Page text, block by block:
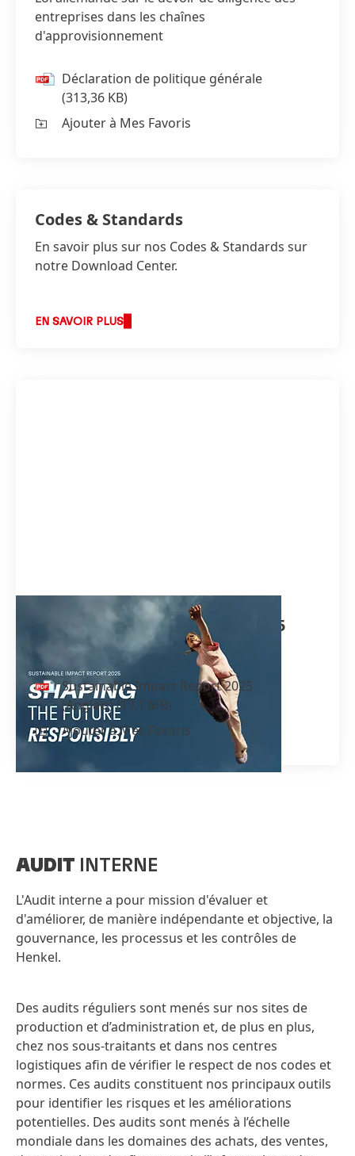
entreprises dans les chaînes
d'approvisionnement
Déclaration de politique générale
(313,36 KB)
Ajouter à Mes Favoris
Codes & Standards
En savoir plus sur nos Codes & Standards sur
notre Download Center.
EN SAVOIR PLUS
Sustainable Impact Report 2025
(Anglais)
Sustainable Impact Report 2025
(Anglais)(17,1 MB)
Ajouter à Mes Favoris
AUDIT INTERNE
L'Audit interne a pour mission d'évaluer et
d'améliorer, de manière indépendante et objective, la
gouvernance, les processus et les contrôles de
Henkel.
Des audits réguliers sont menés sur nos sites de
production et d’administration et, de plus en plus,
chez nos sous-traitants et dans nos centres
logistiques afin de vérifier le respect de nos codes et
normes. Ces audits constituent nos principaux outils
pour identifier les risques et les améliorations
potentielles. Des audits sont menés à l’échelle
mondiale dans les domaines des achats, des ventes,